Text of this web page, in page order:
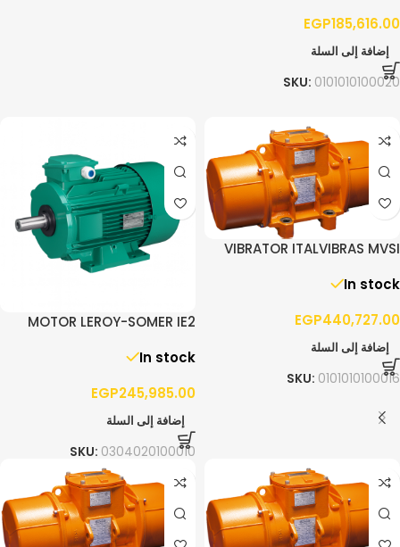
EGP185,616.00
إضافة إلى السلة
SKU: 0101010100020
VIBRATOR ITALVIBRAS MVSI
In stock
EGP440,727.00
إضافة إلى السلة
SKU: 0101010100016
MOTOR LEROY-SOMER IE2
B3
In stock
EGP245,985.00
إضافة إلى السلة
SKU: 0304020100010